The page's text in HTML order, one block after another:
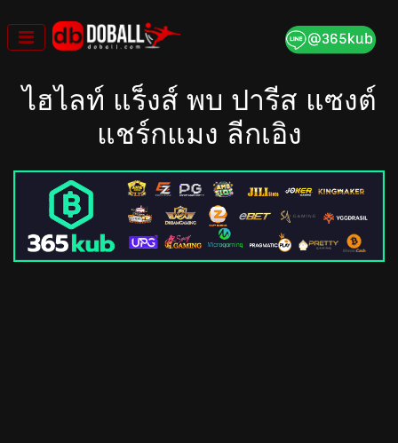
to
content
ไฮไลท์ แร็งส์ พบ ปารีส แซงต์
แชร์กแมง ลีกเอิง